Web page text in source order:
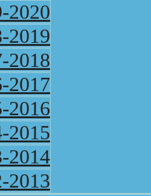
2020
2019
2018
2017
2016
2015
2014
2013